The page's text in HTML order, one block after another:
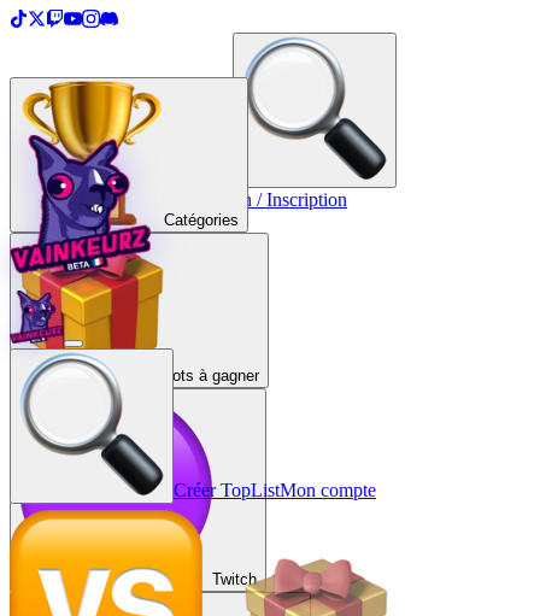
Créer une TopList Connexion / Inscription
Catégories
Lots à gagner
Twitch
Créer TopListMon compte